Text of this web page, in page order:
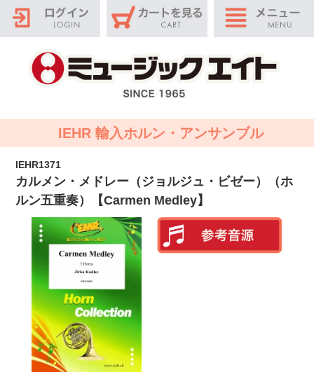
IEHR 輸入ホルン・アンサンブル
IEHR1371
カルメン・メドレー（ジョルジュ・ビゼー）（ホ
ルン五重奏）【Carmen Medley】